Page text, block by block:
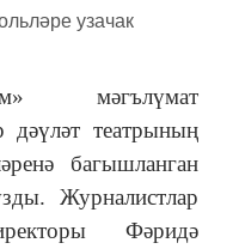
мәгълүмат
дәүләт театрының
багышланган
Журналистлар
Фәридә